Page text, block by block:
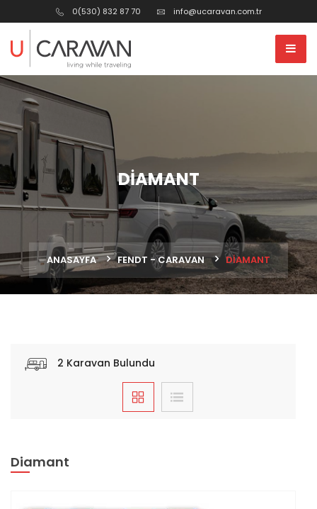
0(530) 832 87 70 info@ucaravan.com.tr
DIAMANT
ANASAYFA FENDT - CARAVAN DİAMANT
2 Karavan Bulundu
Diamant